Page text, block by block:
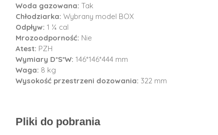
Woda gazowana: Tak
Chłodziarka: Wybrany model BOX
Odpływ: 1 ¼ cal
Mrozoodporność: Nie
Atest: PZH
Wymiary D*S*W: 146*146*444 mm
Waga: 8 kg
Wysokość przestrzeni dozowania: 322 mm
Pliki do pobrania